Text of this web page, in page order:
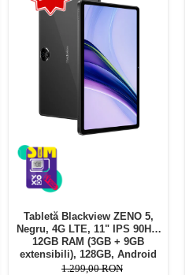
Tabletă Blackview ZENO 5,
Negru, 4G LTE, 11" IPS 90Hz,
12GB RAM (3GB + 9GB
extensibili), 128GB, Android
16, Unisoc T7250, 8300mAh,
1.299,00 RON